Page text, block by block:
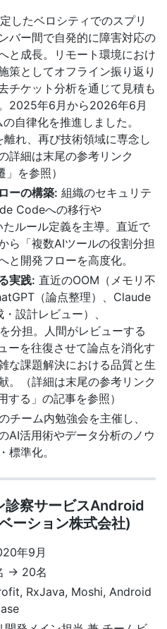
したベロシティでのスプリ
バー間で自発的に障害対応の
と成長。リモート環境におけ
策としてオフライン振り返り
チケット分析を通じて見積も
2025年6月から2026年6月
自律化を推進しました。
れ、再び技術領域に専念し
詳細は末尾の参考リンク
を参照）
ーの構築: 組織のセキュリテ
Codeへの移行や
たルール定義を主導。直近で
ら「複数AIツールの役割分担
と開発フローを高度化。
実践: 直近のOOM（メモリ不
（論点整理）、Claude
設計レビュー）、
分担。人間がレビューする
ーを往復させて論点を消化す
な課題解決における品質と生
。（詳細は末尾の参考リンク
する」の記事を参照）
チーム内勉強会を主催し、
AI活用術やデータ分析のノウ
標準化。
診察サービスAndroid
ーション株式会社)
年9月
→ 20名
RxJava, Moshi, Android